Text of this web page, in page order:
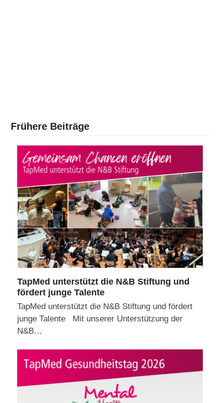
Frühere Beiträge
TapMed unterstützt die N&B Stiftung und
fördert junge Talente
TapMed unterstützt die N&B Stiftung und fördert
junge Talente Mit unserer Unterstützung der
N&B…